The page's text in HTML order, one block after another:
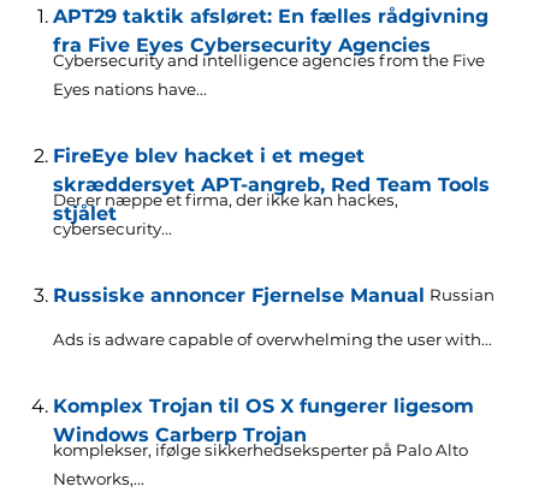
APT29 taktik afsløret: En fælles rådgivning
fra Five Eyes Cybersecurity Agencies
Cybersecurity and intelligence agencies from the Five
Eyes nations have...
FireEye blev hacket i et meget
skræddersyet APT-angreb, Red Team Tools
stjålet
Der er næppe et firma, der ikke kan hackes,
cybersecurity...
Russiske annoncer Fjernelse Manual Russian
Ads is adware capable of overwhelming the user with...
Komplex Trojan til OS X fungerer ligesom
Windows Carberp Trojan
komplekser, ifølge sikkerhedseksperter på Palo Alto
Networks,...